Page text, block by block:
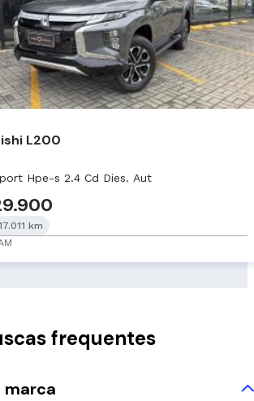
L200
Hpe-s 2.4 Cd Dies. Aut
km
frequentes
marca